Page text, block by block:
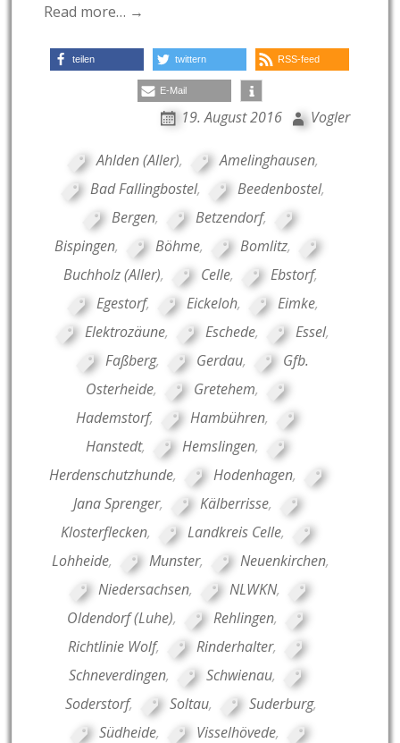
Read more… →
teilen twittern RSS-feed
E-Mail
19. August 2016 Vogler
Ahlden (Aller), Amelinghausen,
Bad Fallingbostel, Beedenbostel,
Bergen, Betzendorf,
Bispingen, Böhme, Bomlitz,
Buchholz (Aller), Celle, Ebstorf,
Egestorf, Eickeloh, Eimke,
Elektrozäune, Eschede, Essel,
Faßberg, Gerdau,
Gfb.
Osterheide, Gretehem,
Hademstorf, Hambühren,
Hanstedt, Hemslingen,
Herdenschutzhunde, Hodenhagen,
Jana Sprenger, Kälberrisse,
Klosterflecken, Landkreis Celle,
Lohheide, Munster, Neuenkirchen,
Niedersachsen, NLWKN,
Oldendorf (Luhe), Rehlingen,
Richtlinie Wolf, Rinderhalter,
Schneverdingen, Schwienau,
Soderstorf, Soltau, Suderburg,
Südheide, Visselhövede,